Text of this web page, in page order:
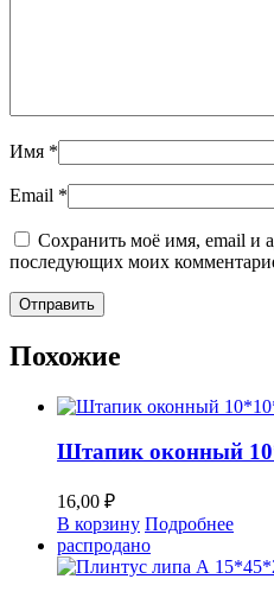
Имя *
Email *
Сохранить моё имя, email и
последующих моих
Похожие
Штапик оконный
16,00 ₽
В корзину Подробнее
распродано